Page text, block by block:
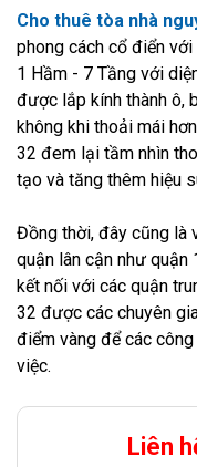
Cho thuê tòa nhà
phong cách cổ điển
1 Hầm - 7 Tầng với
được lắp kính thành ô,
không khi thoải mái
32 đem lại tầm nhìn
tạo và tăng thêm hiệu
Đồng thời, đây cũng là
quận lân cận như quận
kết nối với các quận
32 được các chuyên
điểm vàng để các
việc.
Liên